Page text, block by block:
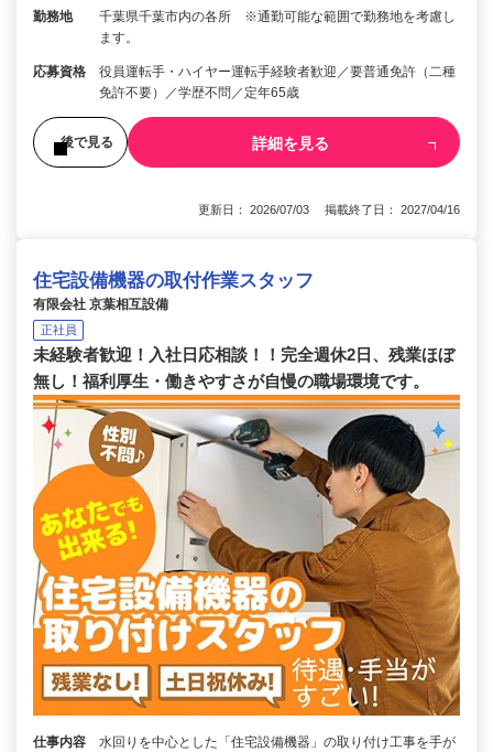
勤務地
千葉県千葉市内の各所 ※通勤可能な範囲で勤務地を考慮し
ます。
応募資格
役員運転手・ハイヤー運転手経験者歓迎／要普通免許（二種
免許不要）／学歴不問／定年65歳
後で見る 詳細を見る
更新日： 2026/07/03 掲載終了日： 2027/04/16
住宅設備機器の取付作業スタッフ
有限会社 京葉相互設備
正社員
未経験者歓迎！入社日応相談！！完全週休2日、残業ほぼ
無し！福利厚生・働きやすさが自慢の職場環境です。
仕事内容
水回りを中心とした「住宅設備機器」の取り付け工事を手が